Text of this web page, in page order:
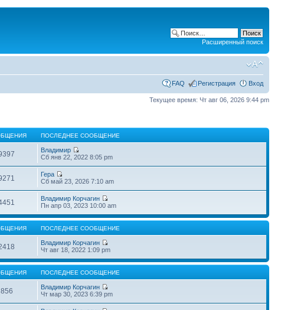
Расширенный поиск
FAQ Регистрация Вход
Текущее время: Чт авг 06, 2026 9:44 pm
ПОСЛЕДНЕЕ СООБЩЕНИЕ
Владимир
Сб янв 22, 2022 8:05 pm
Гера
Сб май 23, 2026 7:10 am
Владимир Корчагин
Пн апр 03, 2023 10:00 am
ПОСЛЕДНЕЕ СООБЩЕНИЕ
Владимир Корчагин
Чт авг 18, 2022 1:09 pm
ПОСЛЕДНЕЕ СООБЩЕНИЕ
856
Владимир Корчагин
Чт мар 30, 2023 6:39 pm